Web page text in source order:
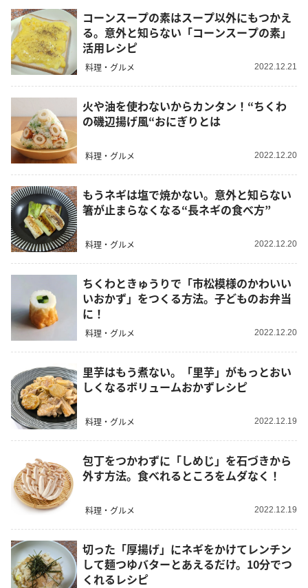
コーンスープの素はスープ以外にもつかえ
る。意外と知らない「コーンスープの素」
活用レシピ
料理・グルメ 2022.12.21
火や油を使わないからカンタン！“ちくわ
の磯辺揚げ風“おにぎりとは
料理・グルメ 2022.12.20
もうネギは塩で焼かない。意外と知らない
箸が止まらなくなる“長ネギの食べ方”
料理・グルメ 2022.12.20
ちくわときゅうりで「市松模様のかわいい
いおかず」をつくる方法。子どものお弁当
に！
料理・グルメ 2022.12.20
里芋はもう煮ない。「里芋」がもっとおい
しくなるボリュームおかずレシピ
料理・グルメ 2022.12.19
包丁をつかわずに「しめじ」を石づきから
外す方法。食べれるところをムダなく！
料理・グルメ 2022.12.19
切った「厚揚げ」にネギをかけてレンチン
して麺つゆバターとあえるだけ。10分でつ
くれるレシピ